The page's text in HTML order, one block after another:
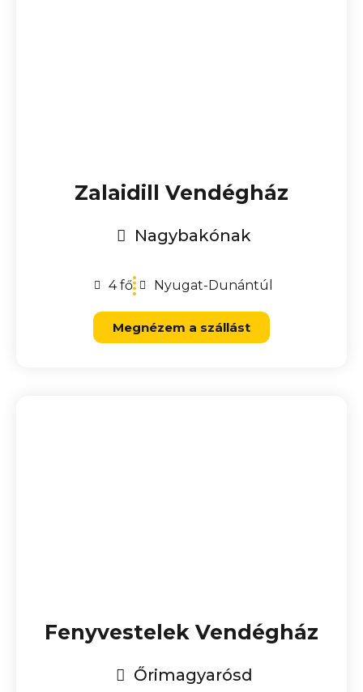
Zalaidill Vendégház
Nagybakónak
4 fő Nyugat-Dunántúl
Megnézem a szállást
Fenyvestelek Vendégház
Őrimagyarósd